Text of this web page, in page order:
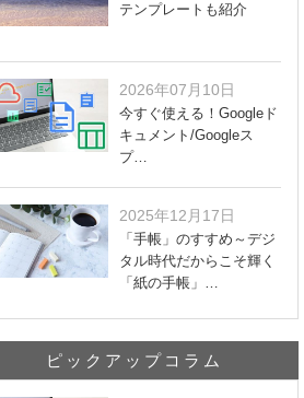
テンプレートも紹介
2026年07月10日
今すぐ使える！Googleド
キュメント/Googleス
プ…
2025年12月17日
「手帳」のすすめ～デジ
タル時代だからこそ輝く
「紙の手帳」…
ピックアップコラム